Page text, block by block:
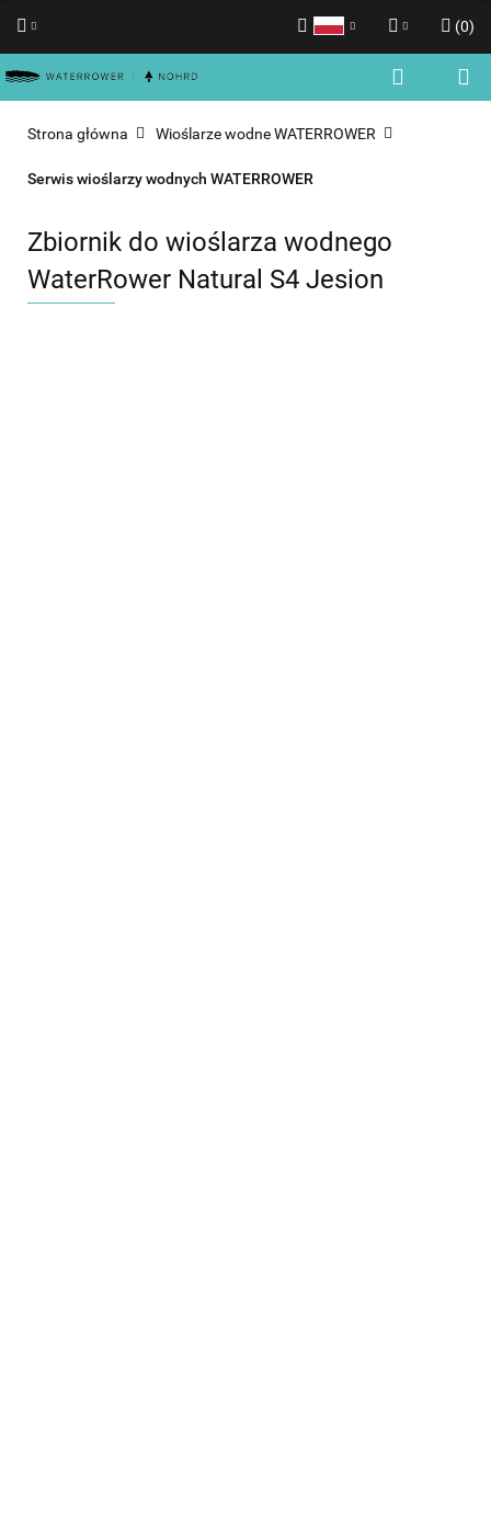
Zaloguj się
Zgody cookies
(0)
Strona główna Wioślarze wodne WATERROWER
Serwis wioślarzy wodnych WATERROWER
Zbiornik do wioślarza wodnego
WaterRower Natural S4 Jesion